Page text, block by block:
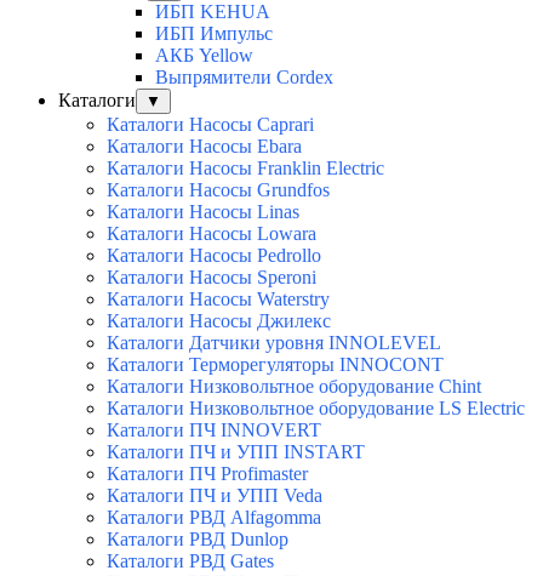
ИБП KEHUA
ИБП Импульс
АКБ Yellow
Выпрямители Cordex
Каталоги
▼
Каталоги Насосы Caprari
Каталоги Насосы Ebara
Каталоги Насосы Franklin Electric
Каталоги Насосы Grundfos
Каталоги Насосы Linas
Каталоги Насосы Lowara
Каталоги Насосы Pedrollo
Каталоги Насосы Speroni
Каталоги Насосы Waterstry
Каталоги Насосы Джилекс
Каталоги Датчики уровня INNOLEVEL
Каталоги Терморегуляторы INNOCONT
Каталоги Низковольтное оборудование Chint
Каталоги Низковольтное оборудование LS Electric
Каталоги ПЧ INNOVERT
Каталоги ПЧ и УПП INSTART
Каталоги ПЧ Profimaster
Каталоги ПЧ и УПП Veda
Каталоги РВД Alfagomma
Каталоги РВД Dunlop
Каталоги РВД Gates